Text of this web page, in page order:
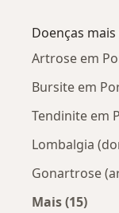
Doenças
Artrose em
Bursite em
Tendinite em
Lombalgia
Gonartrose
Mais (15)